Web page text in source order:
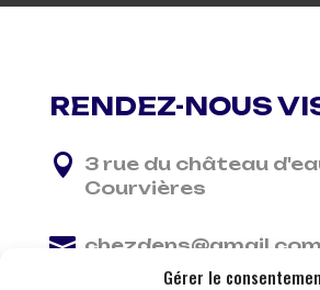
Gérer le
RENDEZ-NOUS
 3 rue du château
Courvières
 chezdens@gmail.com